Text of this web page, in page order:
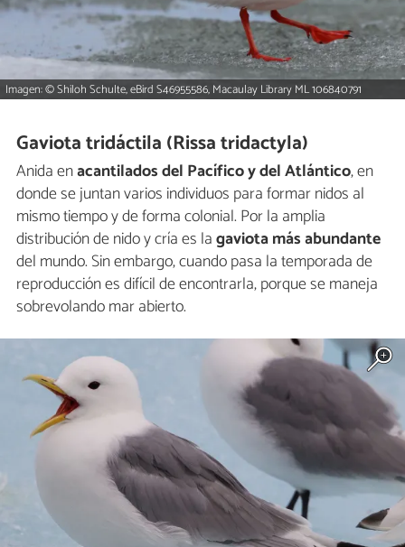
Imagen: © Shiloh Schulte, eBird S46955586, Macaulay Library ML 106840791
Gaviota tridáctila (Rissa tridactyla)
Anida enacantilados del Pacífico y del Atlántico, en
donde se juntan varios individuos para formar nidos al
mismo tiempo y de forma colonial. Por la amplia
distribución de nido y cría es lagaviota más abundante
del mundo. Sin embargo, cuando pasa la temporada de
reproducción es difícil de encontrarla, porque se maneja
sobrevolando mar abierto.